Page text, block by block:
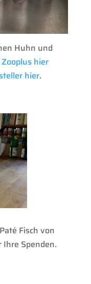
Huhn und
hier
hier.
Fisch von
Spenden.